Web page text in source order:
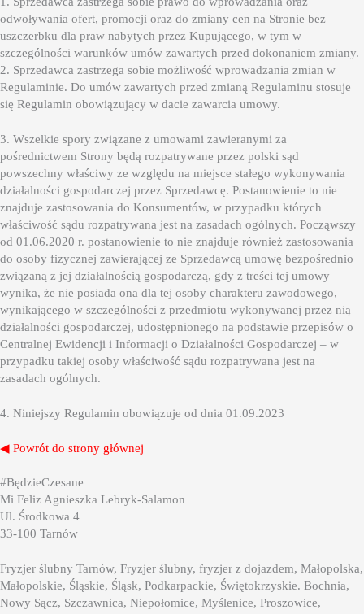
odwoływania ofert, promocji oraz do zmiany cen na Stronie bez
uszczerbku dla praw nabytych przez Kupującego, w tym w
szczególności warunków umów zawartych przed dokonaniem zmiany.
2. Sprzedawca zastrzega sobie możliwość wprowadzania zmian w
Regulaminie. Do umów zawartych przed zmianą Regulaminu stosuje
się Regulamin obowiązujący w dacie zawarcia umowy.
3. Wszelkie spory związane z umowami zawieranymi za
pośrednictwem Strony będą rozpatrywane przez polski sąd
powszechny właściwy ze względu na miejsce stałego wykonywania
działalności gospodarczej przez Sprzedawcę. Postanowienie to nie
znajduje zastosowania do Konsumentów, w przypadku których
właściwość sądu rozpatrywana jest na zasadach ogólnych. Począwszy
od 01.06.2020 r. postanowienie to nie znajduje również zastosowania
do osoby fizycznej zawierającej ze Sprzedawcą umowę bezpośrednio
związaną z jej działalnością gospodarczą, gdy z treści tej umowy
wynika, że nie posiada ona dla tej osoby charakteru zawodowego,
wynikającego w szczególności z przedmiotu wykonywanej przez nią
działalności gospodarczej, udostępnionego na podstawie przepisów o
Centralnej Ewidencji i Informacji o Działalności Gospodarczej – w
przypadku takiej osoby właściwość sądu rozpatrywana jest na
zasadach ogólnych.
4. Niniejszy Regulamin obowiązuje od dnia 01.09.2023
◀ Powrót do strony głównej
#BędzieCzesane
Mi Feliz Agnieszka Lebryk-Salamon
Ul. Środkowa 4
33-100 Tarnów
Fryzjer ślubny Tarnów, Fryzjer ślubny, fryzjer z dojazdem, Małopolska,
Małopolskie, Śląskie, Śląsk, Podkarpackie, Świętokrzyskie. Bochnia,
Nowy Sącz, Szczawnica, Niepołomice, Myślenice, Proszowice,